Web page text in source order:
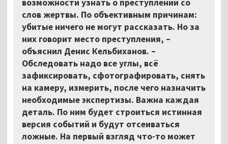
возможности узнать о преступлении со
слов жертвы. По объективным причинам:
убитые ничего не могут рассказать. Но за
них говорит место преступления, –
объяснил Денис Кельбиханов. –
Обследовать надо все углы, всё
зафиксировать, сфотографировать, снять
на камеру, измерить, после чего назначить
необходимые экспертизы. Важна каждая
деталь. По ним будет строиться истинная
версия событий и будут отсеиваться
ложные. На первый взгляд что-то может